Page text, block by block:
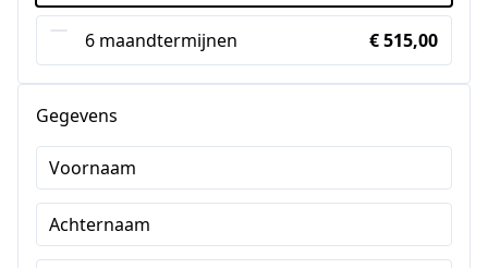
6 maandtermijnen € 515,00
Gegevens
Voornaam
Achternaam